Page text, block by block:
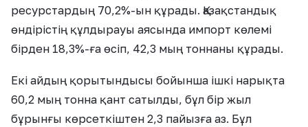
ресурстардың 70,2%-ын құрады. Қазақстандық
өндірістің құлдырауы аясында импорт көлемі
бірден 18,3%-ға өсіп, 42,3 мың тоннаны құрады.
Екі айдың қорытындысы бойынша ішкі нарықта
60,2 мың тонна қант сатылды, бұл бір жыл
бұрынғы көрсеткіштен 2,3 пайызға аз. Бұл